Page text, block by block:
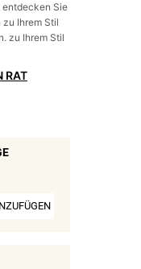
entdecken Sie
Ihrem Stil
zu Ihrem Stil
RAT